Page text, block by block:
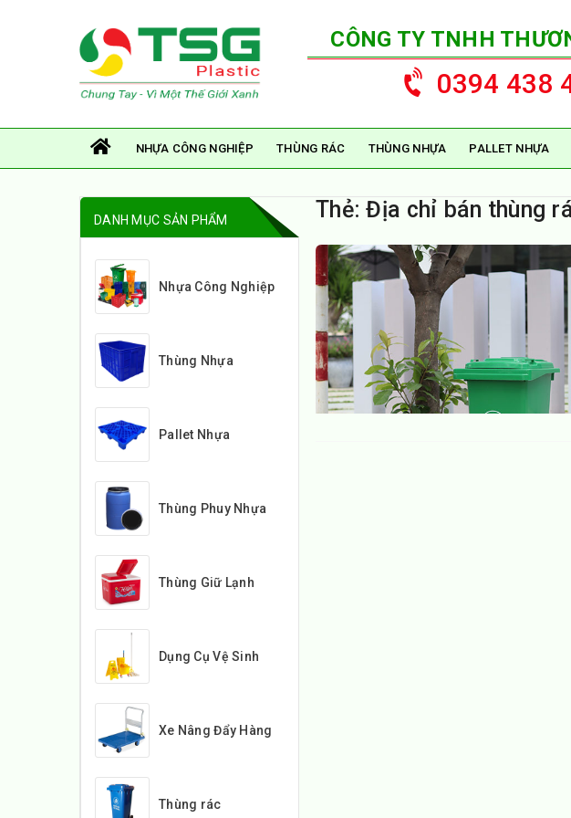
CÔNG TY TNHH
0394 438
NHỰA CÔNG NGHIỆP THÙNG RÁC THÙNG NHỰA PALLET NHỰA
Thẻ:Địa chỉ bán thùng
DANH MỤC SẢN PHẨM
Nhựa Công Nghiệp
Thùng Nhựa
Pallet Nhựa
Thùng Phuy Nhựa
Thùng Giữ Lạnh
Dụng Cụ Vệ Sinh
Xe Nâng Đẩy Hàng
Thùng rác